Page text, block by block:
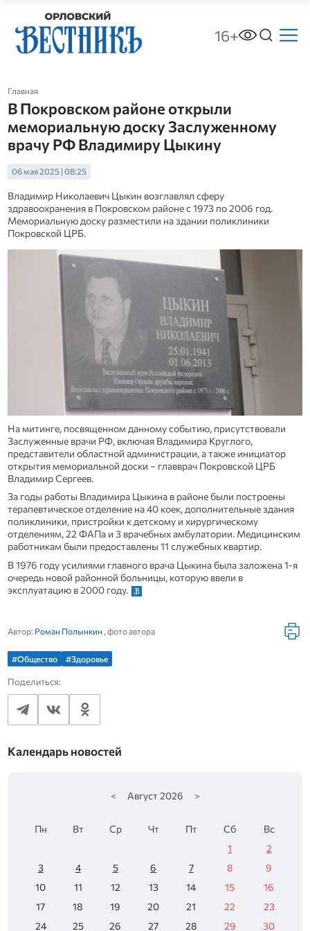
16+
Главная
В Покровском районе открыли
мемориальную доску Заслуженному
врачу РФ Владимиру Цыкину
06 мая 2025 | 08:25
Владимир Николаевич Цыкин возглавлял сферу
здравоохранения в Покровском районе с 1973 по 2006 год.
Мемориальную доску разместили на здании поликлиники
Покровской ЦРБ.
На митинге, посвященном данному событию, присутствовали
Заслуженные врачи РФ, включая Владимира Круглого,
представители областной администрации, а также инициатор
открытия мемориальной доски – главврач Покровской ЦРБ
Владимир Сергеев.
За годы работы Владимира Цыкина в районе были построены
терапевтическое отделение на 40 коек, дополнительные здания
поликлиники, пристройки к детскому и хирургическому
отделениям, 22 ФАПа и 3 врачебных амбулатории. Медицинским
работникам были предоставлены 11 служебных квартир.
В 1976 году усилиями главного врача Цыкина была заложена 1-я
очередь новой районной больницы, которую ввели в
эксплуатацию в 2000 году.
Автор: Роман Полынкин , фото автора
#Общество #Здоровье
Поделиться:
Календарь новостей
< Август 2026 >
Пн Вт Ср Чт Пт Сб
Вс
1
2
3
4 5 6 7 8
9
10
11 12 13 14 15
16
17
18 19 20 21 22
23
24
25 26 27 28 29 30